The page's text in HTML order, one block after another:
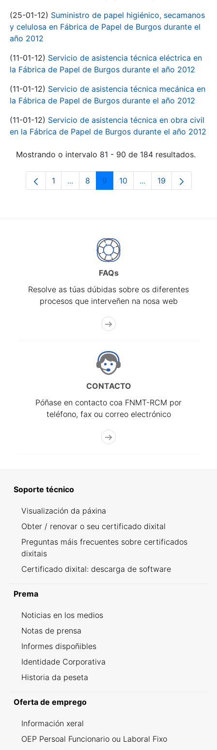
(25-01-12) Suministro de papel higiénico, secamanos
y celulosa en Fábrica de Papel de Burgos durante el
año 2012
(11-01-12) Servicio de asistencia técnica eléctrica en
la Fábrica de Papel de Burgos durante el año 2012
(11-01-12) Servicio de asistencia técnica mecánica en
la Fábrica de Papel de Burgos durante el año 2012
(11-01-12) Servicio de asistencia técnica en obra civil
en la Fábrica de Papel de Burgos durante el año 2012
Mostrando o intervalo 81 - 90 de 184 resultados.
Páxina
1 ...Páxinas intermedias Use pestaña para
Páxina
8 Páxina
9 Páxina
10 ...PáxinasPáxina
19
FAQs
Resolve as túas dúbidas sobre os diferentes
procesos que interveñen na nosa web
CONTACTO
Póñase en contacto coa FNMT-RCM por
teléfono, fax ou correo electrónico
Soporte técnico
Visualización da páxina
Obter / renovar o seu certificado dixital
Preguntas máis frecuentes sobre certificados
dixitais
Certificado dixital: descarga de software
Prema
Noticias en los medios
Notas de prensa
Informes dispoñibles
Identidade Corporativa
Historia da peseta
Oferta de emprego
Información xeral
OEP Persoal Funcionario ou Laboral Fixo